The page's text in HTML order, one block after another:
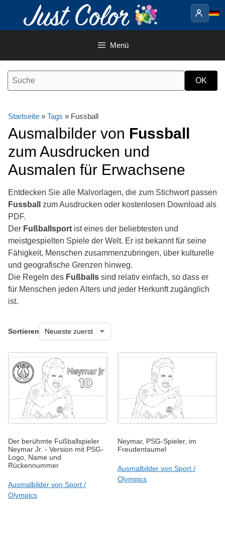
Inhalt
Menü
Startseite » Tags » Fussball
Ausmalbilder von Fussball
zum Ausdrucken und
Ausmalen für Erwachsene
Entdecken Sie alle Malvorlagen, die zum Stichwort passen
Fussball
zum Ausdrucken oder kostenlosen Download als
PDF.
Der Fußballsport ist eines der beliebtesten und
meistgespielten Spiele der Welt. Er ist bekannt für seine
Fähigkeit, Menschen zusammenzubringen, über kulturelle
und geografische Grenzen hinweg.
Die Regeln des Fußballs sind relativ einfach, so dass er
für Menschen jeden Alters und jeder Herkunft zugänglich
ist.
Sortieren
Der berühmte Fußballspieler
Neymar Jr. - Version mit PSG-
Logo, Name und
Rückennummer
Ausmalbilder von Sport /
Olympics
Neymar, PSG-Spieler, im
Freudentaumel
Ausmalbilder von Sport /
Olympics